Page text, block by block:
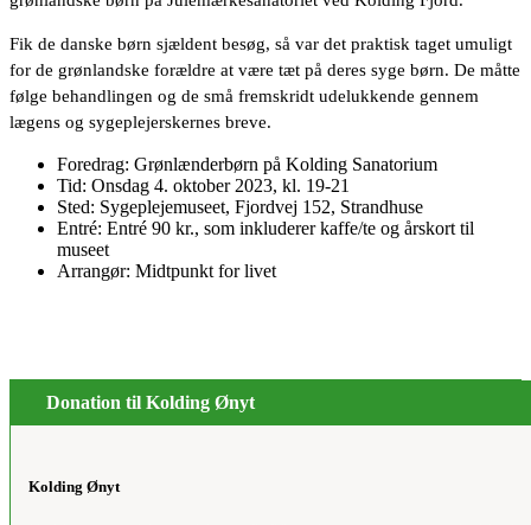
Fik de danske børn sjældent besøg, så var det praktisk taget umuligt
for de grønlandske forældre at være tæt på deres syge børn. De måtte
følge behandlingen og de små fremskridt udelukkende gennem
lægens og sygeplejerskernes breve.
Foredrag: Grønlænderbørn på Kolding Sanatorium
Tid: Onsdag 4. oktober 2023, kl. 19-21
Sted: Sygeplejemuseet, Fjordvej 152, Strandhuse
Entré: Entré 90 kr., som inkluderer kaffe/te og årskort til
museet
Arrangør: Midtpunkt for livet
Donation til Kolding Ønyt
Kolding Ønyt